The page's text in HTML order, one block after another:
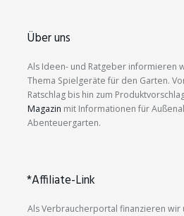
Über uns
Als Ideen- und Ratgeber informieren
Thema Spielgeräte für den Garten.
Ratschlag bis hin zum
Magazin mit Informationen für
Abenteuergarten.
*Affiliate-Link
Als Verbraucherportal finanzieren wir